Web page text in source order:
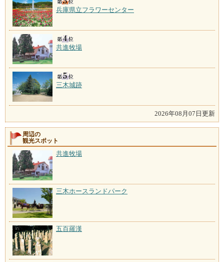
兵庫県立フラワーセンター
共進牧場
三木城跡
2026年08月07日更新
周辺の
観光スポット
共進牧場
三木ホースランドパーク
五百羅漢